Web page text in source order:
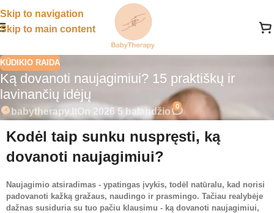
Skip to navigation
Skip to main content
KŪDIKIO RAIDA
Ką dovanoti naujagimiui? 15 praktiškų ir
lavinančių idėjų
babytherapy.lt On 2026 5 balandžio
0
Kodėl taip sunku nuspręsti, ką
dovanoti naujagimiui?
Naujagimio atsiradimas - ypatingas įvykis, todėl natūralu, kad norisi
padovanoti kažką gražaus, naudingo ir prasmingo. Tačiau realybėje
dažnas susiduria su tuo pačiu klausimu - ką dovanoti naujagimiui,